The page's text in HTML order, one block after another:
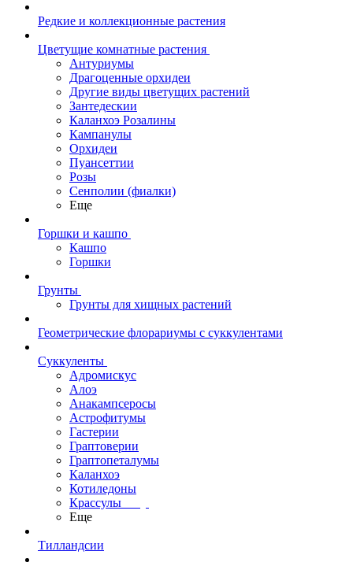
Редкие и коллекционные растения
Цветущие комнатные растения
Антуриумы
Драгоценные орхидеи
Другие виды цветущих растений
Зантедескии
Каланхоэ Розалины
Кампанулы
Орхидеи
Пуансеттии
Розы
Сенполии (фиалки)
Еще
Горшки и кашпо
Кашпо
Горшки
Грунты
Грунты для хищных растений
Геометрические флорариумы с суккулентами
Суккуленты
Адромискус
Алоэ
Анакампсеросы
Астрофитумы
Гастерии
Граптоверии
Граптопеталумы
Каланхоэ
Котиледоны
Крассулы
Еще
Тилландсии